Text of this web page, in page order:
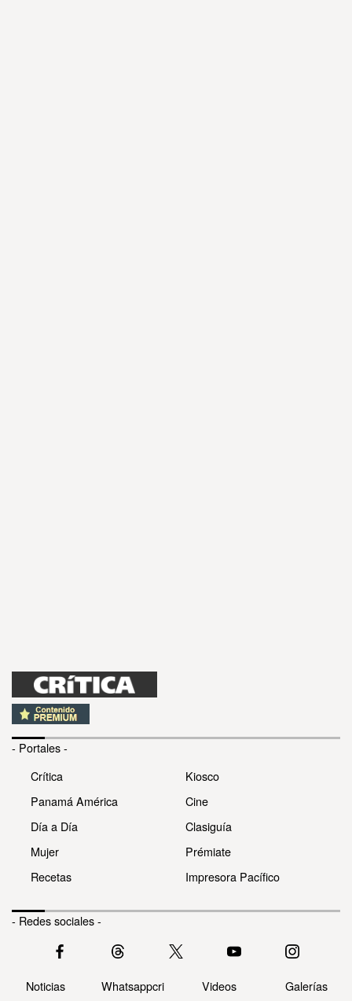
- Portales -
Crítica
Panamá América
Día a Día
Mujer
Recetas
Kiosco
Cine
Clasiguía
Prémiate
Impresora Pacífico
- Redes sociales -
Noticias Whatsappcri Videos Galerías